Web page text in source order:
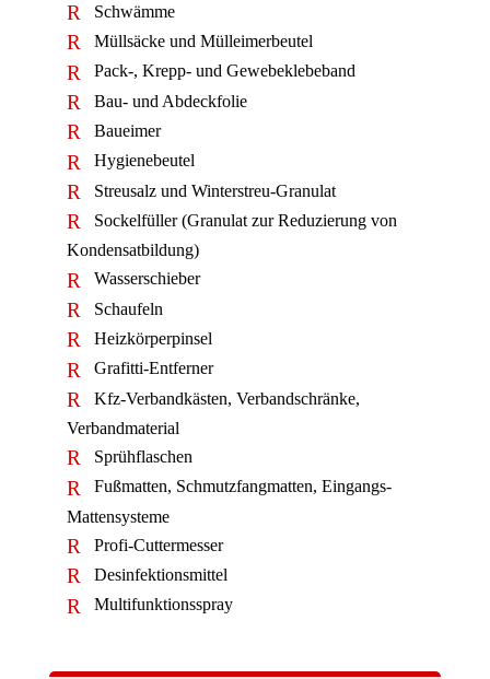
Schwämme
Müllsäcke und Mülleimerbeutel
Pack-, Krepp- und Gewebeklebeband
Bau- und Abdeckfolie
Baueimer
Hygienebeutel
Streusalz und Winterstreu-Granulat
Sockelfüller (Granulat zur Reduzierung von
Kondensatbildung)
Wasserschieber
Schaufeln
Heizkörperpinsel
Grafitti-Entferner
Kfz-Verbandkästen, Verbandschränke,
Verbandmaterial
Sprühflaschen
Fußmatten, Schmutzfangmatten, Eingangs-
Mattensysteme
Profi-Cuttermesser
Desinfektionsmittel
Multifunktionsspray